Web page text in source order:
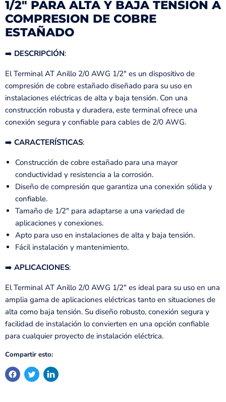
1/2" PARA ALTA Y BAJA TENSION A
COMPRESION DE COBRE
ESTAÑADO
➡️ DESCRIPCIÓN:
El Terminal AT Anillo 2/0 AWG 1/2" es un dispositivo de
compresión de cobre estañado diseñado para su uso en
instalaciones eléctricas de alta y baja tensión. Con una
construcción robusta y duradera, este terminal ofrece una
conexión segura y confiable para cables de 2/0 AWG.
➡️ CARACTERÍSTICAS:
Construcción de cobre estañado para una mayor
conductividad y resistencia a la corrosión.
Diseño de compresión que garantiza una conexión sólida y
confiable.
Tamaño de 1/2" para adaptarse a una variedad de
aplicaciones y conexiones.
Apto para uso en instalaciones de alta y baja tensión.
Fácil instalación y mantenimiento.
➡️ APLICACIONES:
El Terminal AT Anillo 2/0 AWG 1/2" es ideal para su uso en una
amplia gama de aplicaciones eléctricas tanto en situaciones de
alta como baja tensión. Su diseño robusto, conexión segura y
facilidad de instalación lo convierten en una opción confiable
para cualquier proyecto de instalación eléctrica.
Compartir esto: